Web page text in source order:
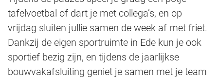
tafelvoetbal of dart je met collega’s, en op
vrijdag sluiten jullie samen de week af met friet.
Dankzij de eigen sportruimte in Ede kun je ook
sportief bezig zijn, en tijdens de jaarlijkse
bouwvakafsluiting geniet je samen met je team